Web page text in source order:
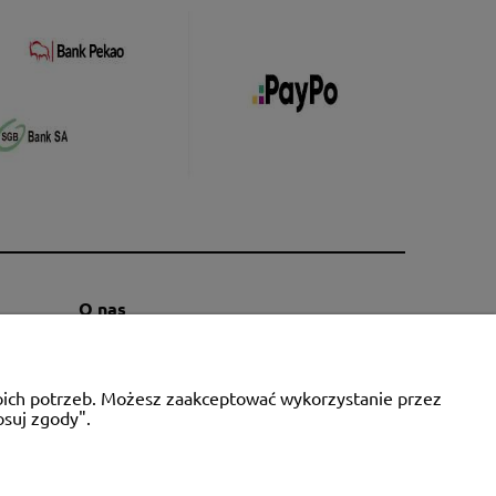
O nas
O firmie
potrzeb. Możesz zaakceptować wykorzystanie przez
zgody".